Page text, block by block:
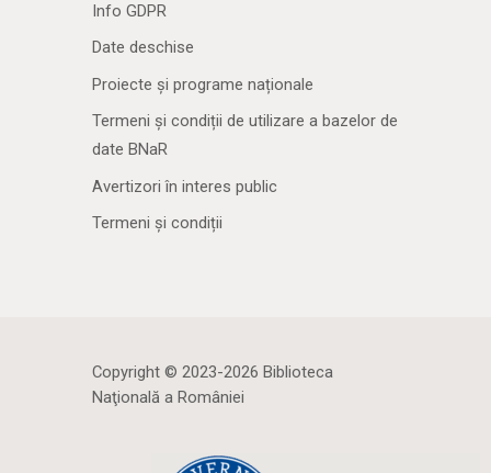
Info GDPR
Date deschise
Proiecte și programe naționale
Termeni și condiții de utilizare a bazelor de
date BNaR
Avertizori în interes public
Termeni și condiții
Copyright © 2023-2026 Biblioteca
Naţională a României